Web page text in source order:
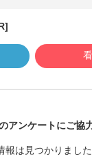
び
アンケートにご協
報は見つかりまし